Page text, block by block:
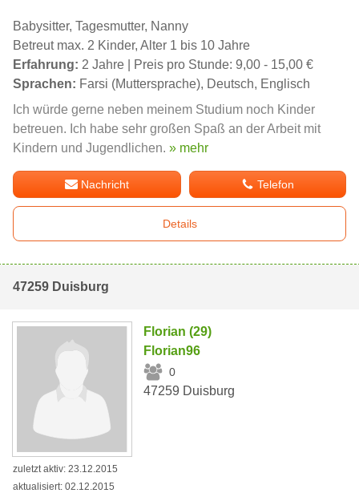
Babysitter, Tagesmutter, Nanny
Betreut max. 2 Kinder, Alter 1 bis 10 Jahre
Erfahrung: 2 Jahre | Preis pro Stunde: 9,00 - 15,00 €
Sprachen: Farsi (Muttersprache), Deutsch, Englisch
Ich würde gerne neben meinem Studium noch Kinder
betreuen. Ich habe sehr großen Spaß an der Arbeit mit
Kindern und Jugendlichen. » mehr
Nachricht Telefon
Details
47259 Duisburg
Florian (29)
Florian96
0
47259 Duisburg
zuletzt aktiv: 23.12.2015
aktualisiert: 02.12.2015